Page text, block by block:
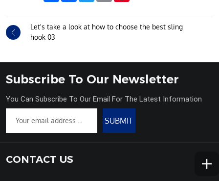
Let's take a look at how to choose the best sling
hook 03
Subscribe To Our Newsletter
You Can Subscribe To Our Email For The Latest Information
SUBMIT
CONTACT US